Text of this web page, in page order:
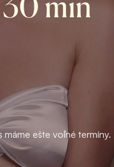
máme ešte voľné termíny.